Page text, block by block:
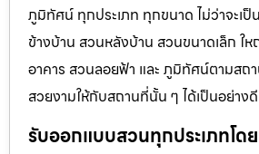
ภูมิทัศน์ ทุกประเภท ทุกขนาด ไม่ว่าจะเ
ข้างบ้าน สวนหลังบ้าน สวนขนาดเล็ก
อาคาร สวนลอยฟ้า และ ภูมิทัศน์ตามสถ
สวยงามให้กับสถานที่นั้น ๆ ได้เป็นอย่างดี
รับออกแบบสวนทุกประเภทโด